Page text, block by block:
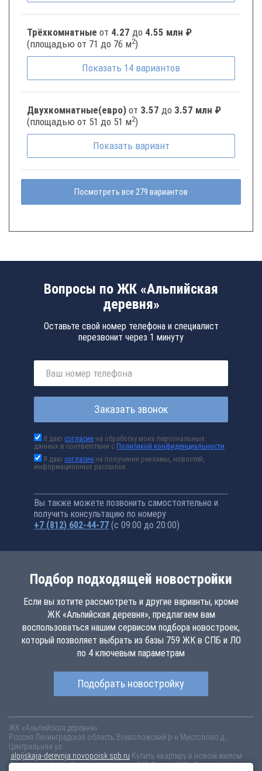
Трёхкомнатные от 4.27 до 4.55 млн ₽
(площадью от 71 до 76 м2)
Показать 14 вариантов
Двухкомнатные(евро) от 3.57 до 3.57 млн ₽
(площадью от 51 до 51 м2)
Показать вариант
Посмотреть все 279 вариантов
Вопросы по ЖК «Альпийская
деревня»
Оставьте свой номер телефона и специалист
перезвонит через 1 минуту
Заказать звонок
Я даюсогласие на обработку моих персональных
данных в соответствии сПолитикой конфиденциальности
Я даюсогласие на получение рекламы, новостей,
информационных рассылок
Вы также можете позвонить самостоятельно и
получить консультацию по номеру
+7 (812) 602-44-77 (с 09:00 до 20:00)
Подбор подходящей новостройки
Если вы хотите рассмотреть и другие варианты, кроме
ЖК «Альпийская деревня», предлагаем вам
воспользоваться нашим сервисом подбора новостроек,
который позволяет выбрать из базы 759 ЖК в СПБ и ЛО
по 4 ключевым параметрам
Подобрать новостройку
ЖК «Альпийская деревня»
Россия Ленинградская область Всеволожский р-н Мистолово д.,
Центральная ул.
alpijskaja-derevnja.novopoisk.spb.ru Купить квартиру в новом жилом
комплексе «Альпийская деревня» от «IMD Group (АйЭмДэ групп)» во